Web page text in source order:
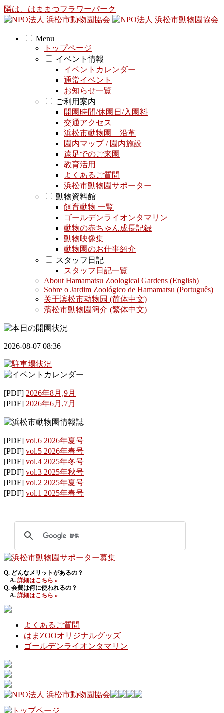
隣は、はままつフラワーパーク
Menu
トップページ
イベント情報
イベントカレンダー
通常イベント
お知らせ一覧
ご利用案内
開園時間/休園日/入園料
交通アクセス
浜松市動物園 沿革
園内マップ / 園内施設
遠足でのご来園
教育活用
よくあるご質問
浜松市動物園サポーター
動物資料館
飼育動物 一覧
ゴールデンライオンタマリン
動物の赤ちゃん成長記録
動物映像集
動物園のお仕事紹介
スタッフ日記
スタッフ日記一覧
About Hamamatsu Zoological Gardens (English)
Sobre o Jardim Zoológico de Hamamatsu (Português)
关于滨松市动物园 (简体中文)
濱松市動物園簡介 (繁体中文)
2026-08-07 08:36
[PDF] 2026年8月,9月
[PDF] 2026年6月,7月
[PDF] vol.6 2026年夏号
[PDF] vol.5 2026年春号
[PDF] vol.4 2025年冬号
[PDF] vol.3 2025年秋号
[PDF] vol.2 2025年夏号
[PDF] vol.1 2025年春号
Q. どんなメリットがあるの？
A. 詳細はこちら »
Q. 会費は何に使われるの？
A. 詳細はこちら »
よくあるご質問
はまZOOオリジナルグッズ
ゴールデンライオンタマリン